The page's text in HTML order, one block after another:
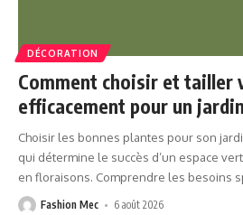
DÉCORATION
Comment choisir et tailler
efficacement pour un
Choisir les bonnes plantes pour son
qui détermine le succès d’un espace
en floraisons. Comprendre les besoins
Fashion Mec 6 août 2026